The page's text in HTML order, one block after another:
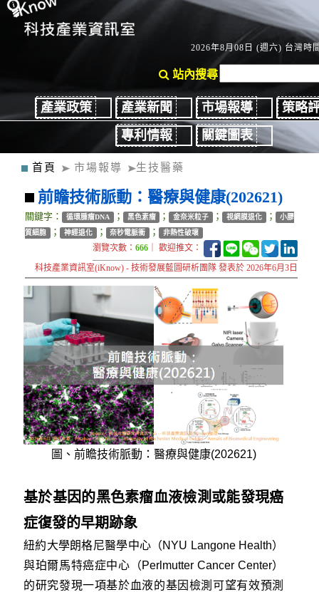
2026年8月08日 (週六) 台灣時
站內搜尋
產業政策 產業新聞 市場報導
策略
專利情報
關鍵圖表
首頁 市場報導 生技醫藥
前瞻技術脈動：醫療與健康(202621)
關鍵字： 循環腫瘤DNA ； 黑色素瘤 ； 金奈米粒子 ； 視網膜退化 ；
小膠
質細胞 ； 神經退化 ； 奈秒電脈衝 ； 非熱性破壞
瀏覽次數：666 ｜ 歡迎推文：
科技產業資訊室(iKnow) - 技術發展藍圖研析團隊 發表於 2026年6月3日
圖、前瞻技術脈動：醫療與健康(202621)
基於基因的黑色素瘤血液檢測或能發現癌
症復發的早期跡象
紐約大學朗格尼醫學中心（NYU Langone Health）
與珀爾馬特癌症中心（Perlmutter Cancer Center）
的研究發現一項基於血液的基因檢測可望有效預測